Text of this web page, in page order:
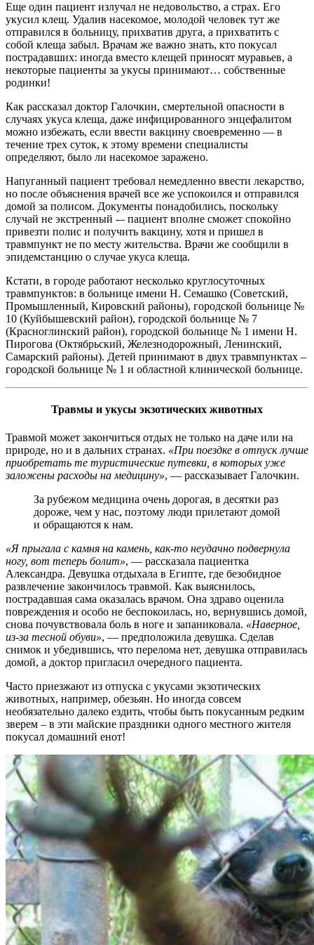
Еще один пациент излучал не недовольство, а страх. Его
укусил клещ. Удалив насекомое, молодой человек тут же
отправился в больницу, прихватив друга, а прихватить с
собой клеща забыл. Врачам же важно знать, кто покусал
пострадавших: иногда вместо клещей приносят муравьев, а
некоторые пациенты за укусы принимают… собственные
родинки!
Как рассказал доктор Галочкин, смертельной опасности в
случаях укуса клеща, даже инфицированного энцефалитом
можно избежать, если ввести вакцину своевременно — в
течение трех суток, к этому времени специалисты
определяют, было ли насекомое заражено.
Напуганный пациент требовал немедленно ввести лекарство,
но после объяснения врачей все же успокоился и отправился
домой за полисом. Документы понадобились, поскольку
случай не экстренный -– пациент вполне сможет спокойно
привезти полис и получить вакцину, хотя и пришел в
травмпункт не по месту жительства. Врачи же сообщили в
эпидемстанцию о случае укуса клеща.
Кстати, в городе работают несколько круглосуточных
травмпунктов: в больнице имени Н. Семашко (Советский,
Промышленный, Кировский районы), городской больнице №
10 (Куйбышевский район), городской больнице № 7
(Красноглинский район), городской больнице № 1 имени Н.
Пирогова (Октябрьский, Железнодорожный, Ленинский,
Самарский районы). Детей принимают в двух травмпунктах –
городской больнице № 1 и областной клинической больнице.
Травмы и укусы экзотических животных
Травмой может закончиться отдых не только на даче или на
природе, но и в дальних странах. «При поездке в отпуск лучше
приобретать те туристические путевки, в которых уже
заложены расходы на медицину», — рассказывает Галочкин.
За рубежом медицина очень дорогая, в десятки раз
дороже, чем у нас, поэтому люди прилетают домой
и обращаются к нам.
«Я прыгала с камня на камень, как-то неудачно подвернула
ногу, вот теперь болит», — рассказала пациентка
Александра. Девушка отдыхала в Египте, где безобидное
развлечение закончилось травмой. Как выяснилось,
пострадавшая сама оказалась врачом. Она здраво оценила
повреждения и особо не беспокоилась, но, вернувшись домой,
снова почувствовала боль в ноге и запаниковала. «Наверное,
из-за тесной обуви», — предположила девушка. Сделав
снимок и убедившись, что перелома нет, девушка отправилась
домой, а доктор пригласил очередного пациента.
Часто приезжают из отпуска с укусами экзотических
животных, например, обезьян. Но иногда совсем
необязательно далеко ездить, чтобы быть покусанным редким
зверем – в эти майские праздники одного местного жителя
покусал домашний енот!